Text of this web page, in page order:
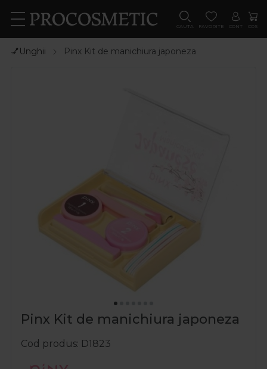
CAUTA FAVORITE CONT COS
💅Unghii Pinx Kit de manichiura japoneza
Pinx Kit de manichiura japoneza
Cod produs D1823